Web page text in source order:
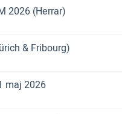
2026 (Herrar)
& Fribourg)
maj 2026